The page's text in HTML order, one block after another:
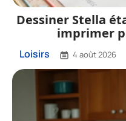
Dessiner Stella
imprimer
Loisirs 4 août 2026